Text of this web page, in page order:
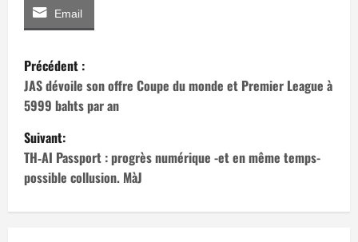
Email
N
a
v
i
g
Précédent :
JAS dévoile son offre Coupe du monde et Premier League à
5999 bahts par an
Suivant:
TH‑AI Passport : progrès numérique -et en même temps-
possible collusion. MàJ